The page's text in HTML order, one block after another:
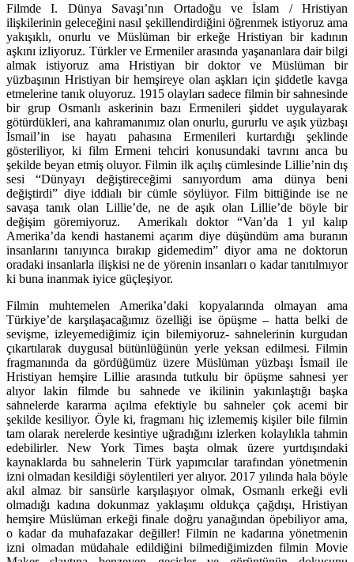
Filmde I. Dünya Savaşı’nın Ortadoğu ve İslam / Hristiyan
ilişkilerinin geleceğini nasıl şekillendirdiğini öğrenmek istiyoruz ama
yakışıklı, onurlu ve Müslüman bir erkeğe Hristiyan bir kadının
aşkını izliyoruz. Türkler ve Ermeniler arasında yaşananlara dair bilgi
almak istiyoruz ama Hristiyan bir doktor ve Müslüman bir
yüzbaşının Hristiyan bir hemşireye olan aşkları için şiddetle kavga
etmelerine tanık oluyoruz. 1915 olayları sadece filmin bir sahnesinde
bir grup Osmanlı askerinin bazı Ermenileri şiddet uygulayarak
götürdükleri, ana kahramanımız olan onurlu, gururlu ve aşık yüzbaşı
İsmail’in ise hayatı pahasına Ermenileri kurtardığı şeklinde
gösteriliyor, ki film Ermeni tehciri konusundaki tavrını anca bu
şekilde beyan etmiş oluyor. Filmin ilk açılış cümlesinde Lillie’nin dış
sesi “Dünyayı değiştireceğimi sanıyordum ama dünya beni
değiştirdi” diye iddialı bir cümle söylüyor. Film bittiğinde ise ne
savaşa tanık olan Lillie’de, ne de aşık olan Lillie’de böyle bir
değişim göremiyoruz. Amerikalı doktor “Van’da 1 yıl kalıp
Amerika’da kendi hastanemi açarım diye düşündüm ama buranın
insanlarını tanıyınca bırakıp gidemedim” diyor ama ne doktorun
oradaki insanlarla ilişkisi ne de yörenin insanları o kadar tanıtılmıyor
ki buna inanmak iyice güçleşiyor.
Filmin muhtemelen Amerika’daki kopyalarında olmayan ama
Türkiye’de karşılaşacağımız özelliği ise öpüşme – hatta belki de
sevişme, izleyemediğimiz için bilemiyoruz- sahnelerinin kurgudan
çıkartılarak duygusal bütünlüğünün yerle yeksan edilmesi. Filmin
fragmanında da gördüğümüz üzere Müslüman yüzbaşı İsmail ile
Hristiyan hemşire Lillie arasında tutkulu bir öpüşme sahnesi yer
alıyor lakin filmde bu sahnede ve ikilinin yakınlaştığı başka
sahnelerde kararma açılma efektiyle bu sahneler çok acemi bir
şekilde kesiliyor. Öyle ki, fragmanı hiç izlememiş kişiler bile filmin
tam olarak nerelerde kesintiye uğradığını izlerken kolaylıkla tahmin
edebilirler. New York Times başta olmak üzere yurtdışındaki
kaynaklarda bu sahnelerin Türk yapımcılar tarafından yönetmenin
izni olmadan kesildiği söylentileri yer alıyor. 2017 yılında hala böyle
akıl almaz bir sansürle karşılaşıyor olmak, Osmanlı erkeği evli
olmadığı kadına dokunmaz yaklaşımı oldukça çağdışı, Hristiyan
hemşire Müslüman erkeği finale doğru yanağından öpebiliyor ama,
o kadar da muhafazakar değiller! Filmin ne kadarına yönetmenin
izni olmadan müdahale edildiğini bilmediğimizden filmin Movie